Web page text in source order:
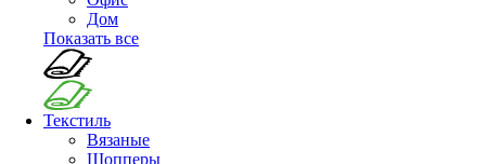
Дом
Показать все
Текстиль
Вязаные
Шопперы